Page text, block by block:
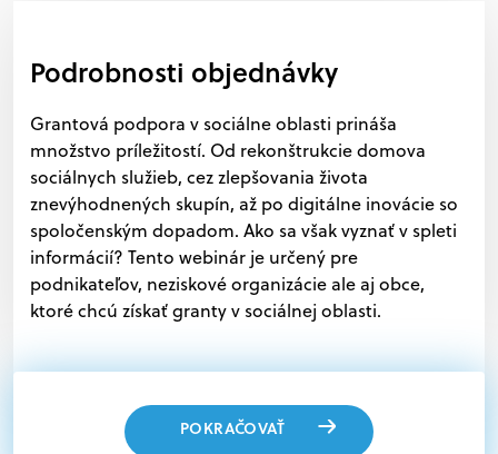
Podrobnosti objednávky
Grantová podpora v sociálne oblasti prináša
množstvo príležitostí. Od rekonštrukcie domova
sociálnych služieb, cez zlepšovania života
znevýhodnených skupín, až po digitálne inovácie so
spoločenským dopadom. Ako sa však vyznať v spleti
informácií? Tento webinár je určený pre
podnikateľov, neziskové organizácie ale aj obce,
ktoré chcú získať granty v sociálnej oblasti.
POKRAČOVAŤ